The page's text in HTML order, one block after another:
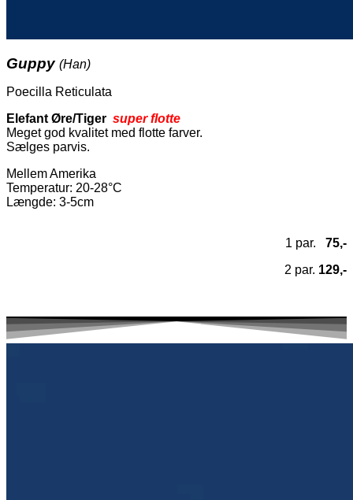
Guppy (Han)
Poecilla Reticulata
Elefant Øre/Tiger super flotte
Meget god kvalitet med flotte farver.
Sælges parvis.
Mellem Amerika
Temperatur: 20-28°C
Længde: 3-5cm
1 par. 75,-
2 par. 129,-